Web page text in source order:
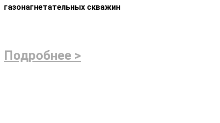
газонагнетательных скважин
Подробнее >